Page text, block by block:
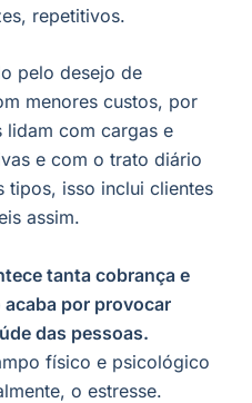
repetitivos.
pelo desejo de
menores custos, por
lidam com cargas e
e com o trato diário
tipos, isso inclui clientes
assim.
tanta cobrança e
por provocar
das pessoas.
físico e psicológico
o estresse.